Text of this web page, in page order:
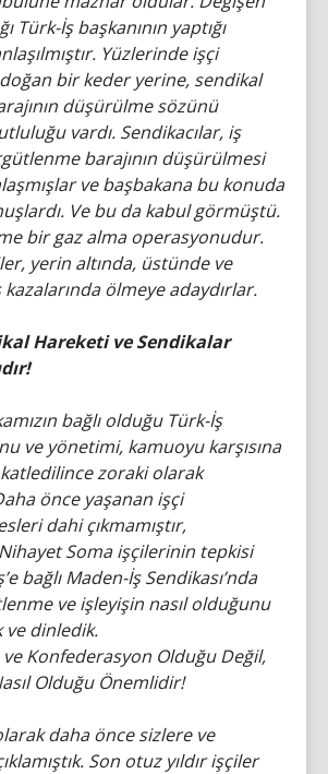
Türk-İş başkanının yaptığı
Yüzlerinde işçi
bir keder yerine, sendikal
düşürülme sözünü
vardı. Sendikacılar, iş
barajının düşürülmesi
ve başbakana bu konuda
Ve bu da kabul görmüştü.
bir gaz alma operasyonudur.
yerin altında, üstünde ve
ölmeye adaydırlar.
Hareketi ve Sendikalar
bağlı olduğu Türk-İş
ve yönetimi, kamuoyu karşısına
zoraki olarak
önce yaşanan işçi
dahi çıkmamıştır,
Nihayet Soma işçilerinin tepkisi
bağlı Maden-İş Sendikası’nda
ve işleyişin nasıl olduğunu
dinledik.
Konfederasyon Olduğu Değil,
Olduğu Önemlidir!
daha önce sizlere ve
Son otuz yıldır işçiler